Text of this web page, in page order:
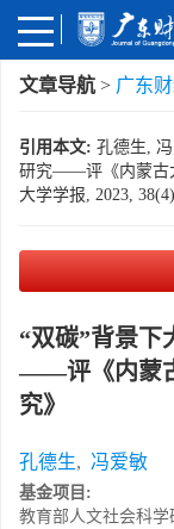
文章导航 > 广东
引用本文: 孔德生,
研究——评《内蒙古
大学学报, 2023,
“双碳”背景下
——评《内蒙
究》
孔德生, 冯爱敏
基金项目:
教育部人文社会科学